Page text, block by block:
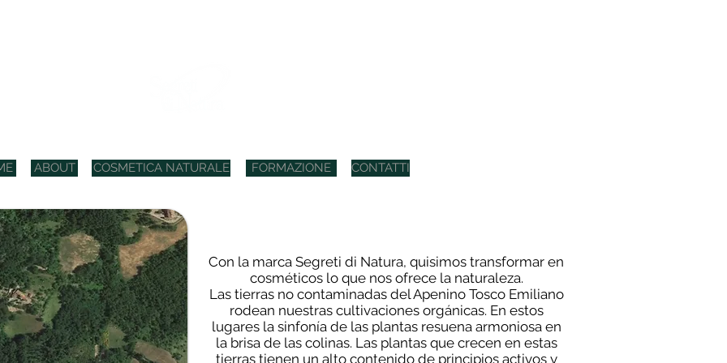
ABOUT COSMETICA NATURALE FORMAZIONE CONTATTI
Con la marca Segreti di Natura, quisimos transformar en
cosméticos lo que nos ofrece la naturaleza.
Las tierras no contaminadas del Apenino Tosco Emiliano
rodean nuestras cultivaciones orgánicas. En estos
lugares la sinfonía de las plantas resuena armoniosa en
la brisa de las colinas. Las plantas que crecen en estas
tierras tienen un alto contenido de principios activos y